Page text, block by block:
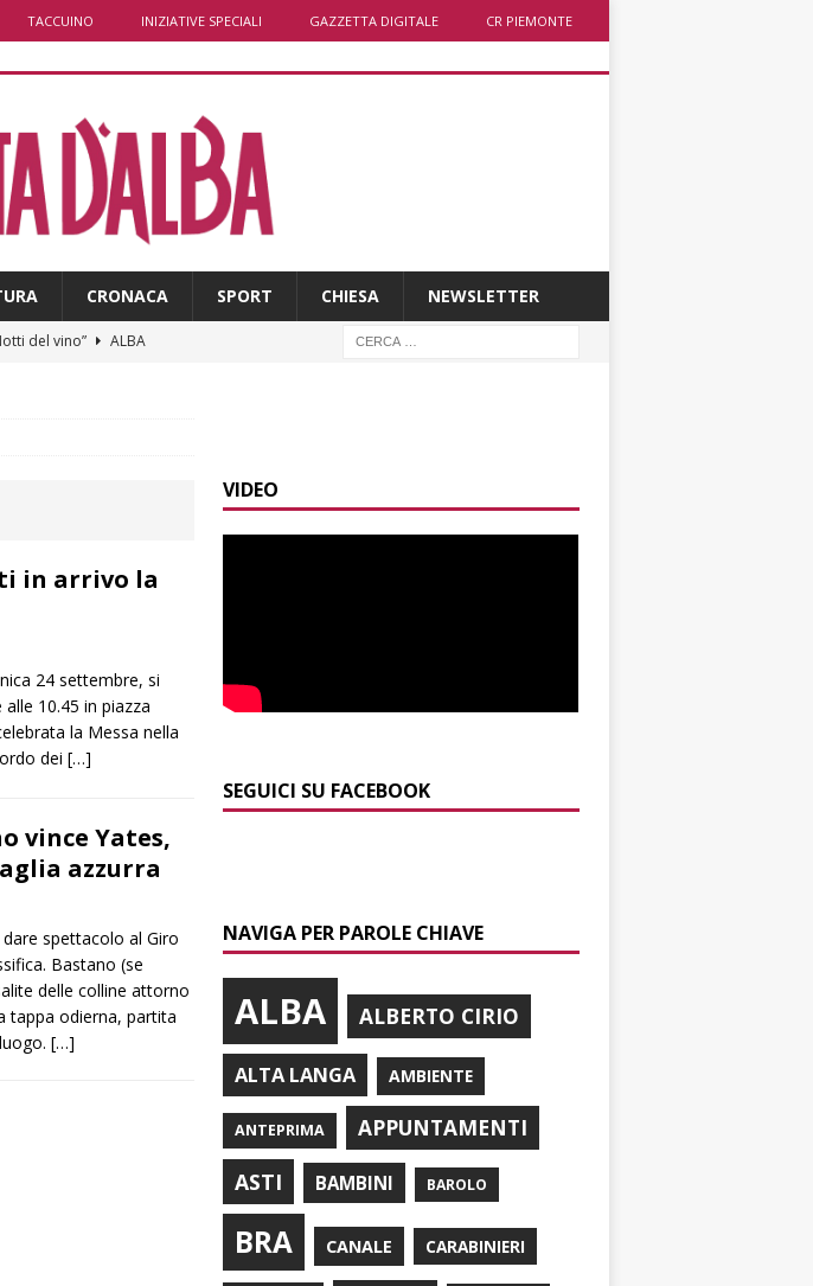
TACCUINO INIZIATIVE SPECIALI GAZZETTA DIGITALE CR PIEMONTE
CRONACA SPORT CHIESA NEWSLETTER
del vino”
ALBA
la Lega le dimissioni
sui vecchi binari
settimana è Bifa
in arrivo la
24 settembre, si
10.45 in piazza
la Messa nella
dei […]
vince Yates,
azzurra
spettacolo al Giro
Bastano (se
delle colline attorno
tappa odierna, partita
[…]
VIDEO
SEGUICI SU FACEBOOK
NAVIGA PER PAROLE CHIAVE
ALBA ALBERTO CIRIO
ALTA LANGA AMBIENTE
ANTEPRIMA
APPUNTAMENTI
ASTI
BAMBINI BAROLO
BRA CANALE CARABINIERI